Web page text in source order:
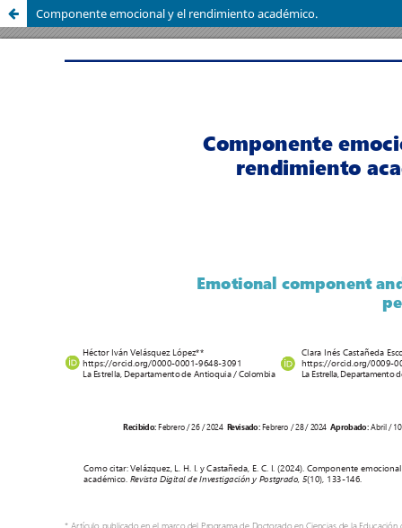
Componente emocional y el rendimiento académico.